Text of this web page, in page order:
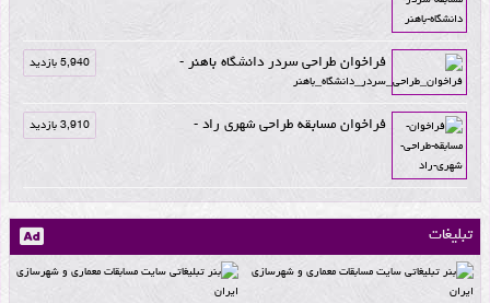
فراخوان طراحی سردر دانشگاه باهنر - 5,940 بازدید
فراخوان مسابقه طراحی شهری راد - 3,910 بازدید
تبلیغات